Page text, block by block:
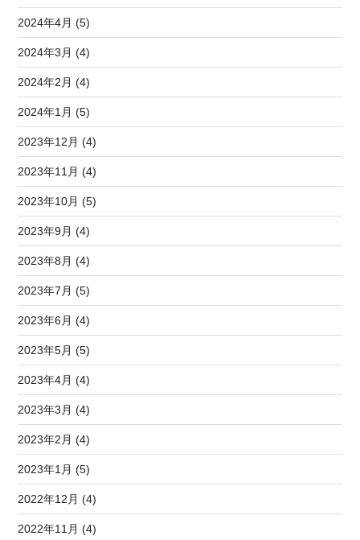
2024年4月 (5)
2024年3月 (4)
2024年2月 (4)
2024年1月 (5)
2023年12月 (4)
2023年11月 (4)
2023年10月 (5)
2023年9月 (4)
2023年8月 (4)
2023年7月 (5)
2023年6月 (4)
2023年5月 (5)
2023年4月 (4)
2023年3月 (4)
2023年2月 (4)
2023年1月 (5)
2022年12月 (4)
2022年11月 (4)